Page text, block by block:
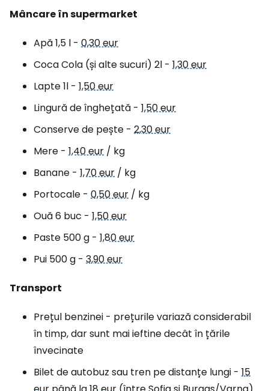
Mâncare în supermarket
Apă 1,5 l - 0,30 eur
Coca Cola (și alte sucuri) 2l - 1,30 eur
Lapte 1l - 1,50 eur
Lingură de înghețată - 1,50 eur
Conserve de pește - 2,30 eur
Mere - 1,40 eur / kg
Banane - 1,70 eur / kg
Portocale - 0,50 eur / kg
Ouă 6 buc - 1,50 eur
Paste 500 g - 1,80 eur
Pui 500 g - 3,90 eur
Transport
Prețul benzinei - prețurile variază considerabil
în timp, dar sunt mai ieftine decât în țările
învecinate
Bilet de autobuz sau tren pe distanțe lungi - 15